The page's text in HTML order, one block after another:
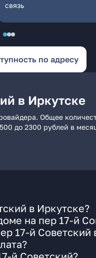
связь
по адресу
в Иркутске
Общее
до 2300 рублей в
в Иркутске?
на пер 17-й
17-й Советский